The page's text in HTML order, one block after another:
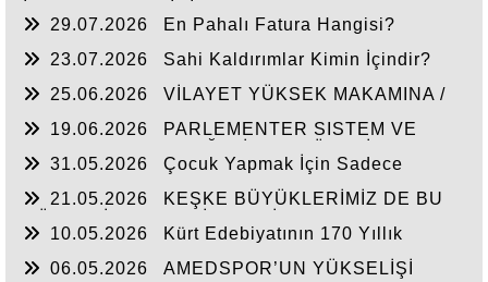
29.07.2026
En Pahalı Fatura Hangisi?
23.07.2026
Sahi Kaldırımlar Kimin İçindir?
25.06.2026
VİLAYET YÜKSEK MAKAMINA /
19.06.2026
PARLEMENTER SISTEM VE
DEĞERLENDIRME
31.05.2026
Çocuk Yapmak İçin Sadece
21.05.2026
KEŞKE BÜYÜKLERİMİZ DE BU
10.05.2026
Kürt Edebiyatının 170 Yıllık
06.05.2026
AMEDSPOR’UN YÜKSELİŞİ